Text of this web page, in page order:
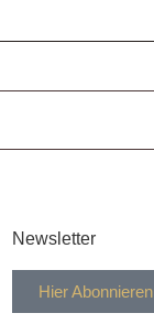
Newsletter
Hier Abonnieren